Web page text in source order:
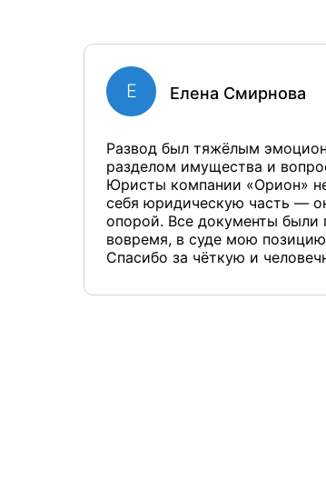
Развод был тяжёлым
разделом имущества и
Юристы компании «Орион»
себя юридическую часть —
опорой. Все документы были
вовремя, в суде мою
Спасибо за чёткую и
Е Елена Смирнова